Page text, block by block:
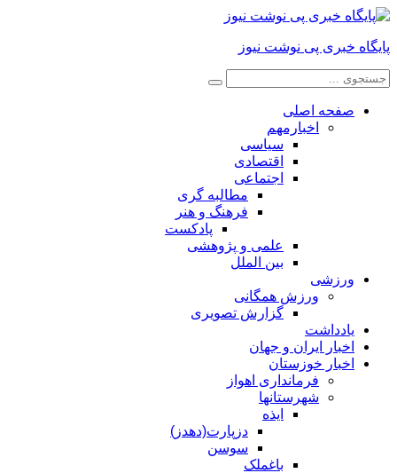
پایگاه خبری پی نوشت نیوز
صفحه اصلی
اخبارمهم
سیاسی
اقتصادی
اجتماعی
مطالبه گری
فرهنگ و هنر
پادکست
علمی و پژوهشی
بین الملل
ورزشی
ورزش همگانی
گزارش تصویری
یادداشت
اخبار ایران و جهان
اخبار خوزستان
فرمانداری اهواز
شهرستانها
ایذه
دزپارت(دهدز)
سوسن
باغملک